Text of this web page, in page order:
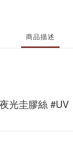
商品描述
光圭膠絲 #UV